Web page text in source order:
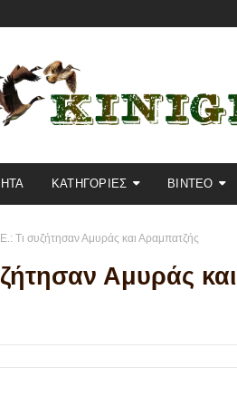
KΑΤΗΓΟΡΙΕΣ ΒΙΝΤΕΟ
Τι συζήτησαν Αμυράς και Αραμπατζής
Αμυράς και